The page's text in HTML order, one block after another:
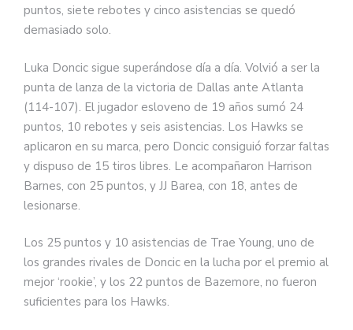
puntos, siete rebotes y cinco asistencias se quedó
demasiado solo.
Luka Doncic sigue superándose día a día. Volvió a ser la
punta de lanza de la victoria de Dallas ante Atlanta
(114-107). El jugador esloveno de 19 años sumó 24
puntos, 10 rebotes y seis asistencias. Los Hawks se
aplicaron en su marca, pero Doncic consiguió forzar faltas
y dispuso de 15 tiros libres. Le acompañaron Harrison
Barnes, con 25 puntos, y JJ Barea, con 18, antes de
lesionarse.
Los 25 puntos y 10 asistencias de Trae Young, uno de
los grandes rivales de Doncic en la lucha por el premio al
mejor ‘rookie’, y los 22 puntos de Bazemore, no fueron
suficientes para los Hawks.